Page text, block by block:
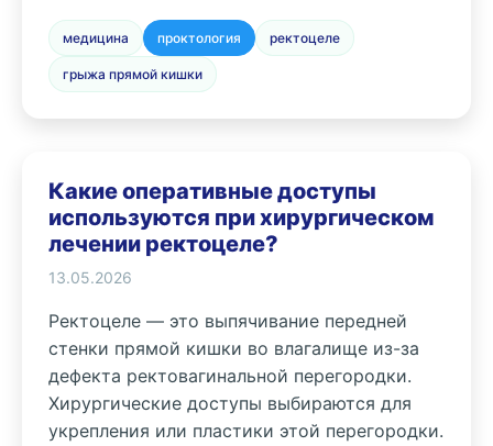
медицина проктология ректоцеле
грыжа прямой кишки
Какие оперативные доступы
используются при хирургическом
лечении ректоцеле?
13.05.2026
Ректоцеле — это выпячивание передней
стенки прямой кишки во влагалище из-за
дефекта ректовагинальной перегородки.
Хирургические доступы выбираются для
укрепления или пластики этой перегородки.